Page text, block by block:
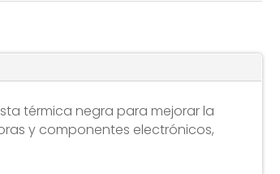
térmica negra para mejorar la
y componentes electrónicos,